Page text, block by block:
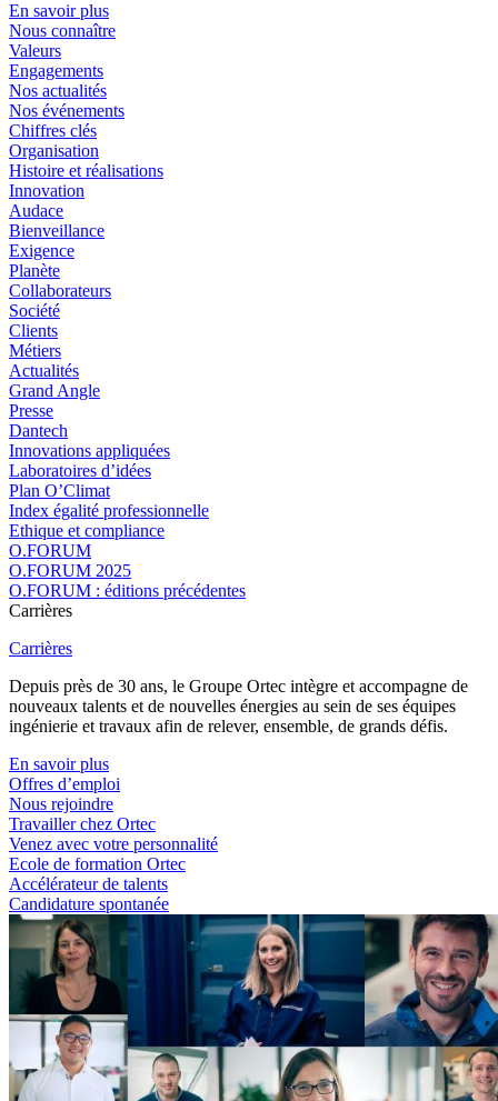
En savoir plus
Nous connaître
Valeurs
Engagements
Nos actualités
Nos événements
Chiffres clés
Organisation
Histoire et réalisations
Innovation
Audace
Bienveillance
Exigence
Planète
Collaborateurs
Société
Clients
Métiers
Actualités
Grand Angle
Presse
Dantech
Innovations appliquées
Laboratoires d’idées
Plan O’Climat
Index égalité professionnelle
Ethique et compliance
O.FORUM
O.FORUM 2025
O.FORUM : éditions précédentes
Carrières
Carrières
Depuis près de 30 ans, le Groupe Ortec intègre et accompagne de
nouveaux talents et de nouvelles énergies au sein de ses équipes
ingénierie et travaux afin de relever, ensemble, de grands défis.
En savoir plus
Offres d’emploi
Nous rejoindre
Travailler chez Ortec
Venez avec votre personnalité
Ecole de formation Ortec
Accélérateur de talents
Candidature spontanée